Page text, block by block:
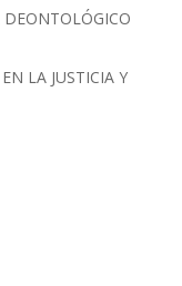
DEONTOLÓGICO
LA JUSTICIA Y